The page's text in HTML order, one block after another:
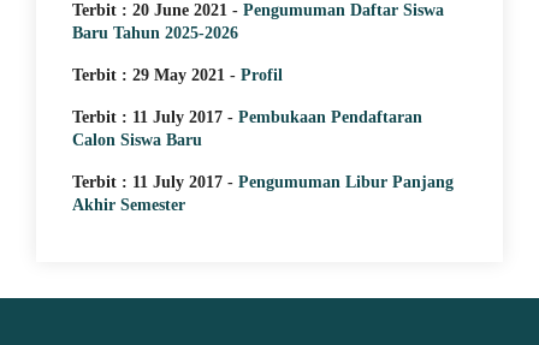
Terbit : 20 June 2021 - Pengumuman Daftar Siswa
Baru Tahun 2025-2026
Terbit : 29 May 2021 - Profil
Terbit : 11 July 2017 - Pembukaan Pendaftaran
Calon Siswa Baru
Terbit : 11 July 2017 - Pengumuman Libur Panjang
Akhir Semester